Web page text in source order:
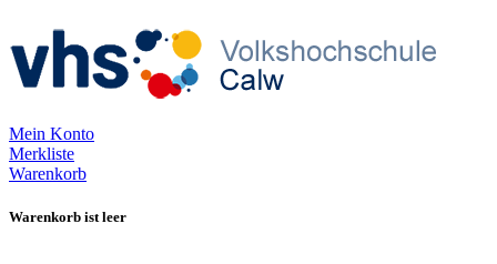
Mein Konto
Merkliste
Warenkorb
Warenkorb ist leer